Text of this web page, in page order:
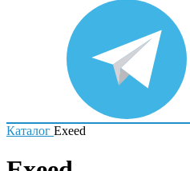
Каталог Exeed